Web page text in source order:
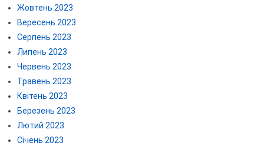
Жовтень 2023
Вересень 2023
Серпень 2023
Липень 2023
Червень 2023
Травень 2023
Квітень 2023
Березень 2023
Лютий 2023
Січень 2023